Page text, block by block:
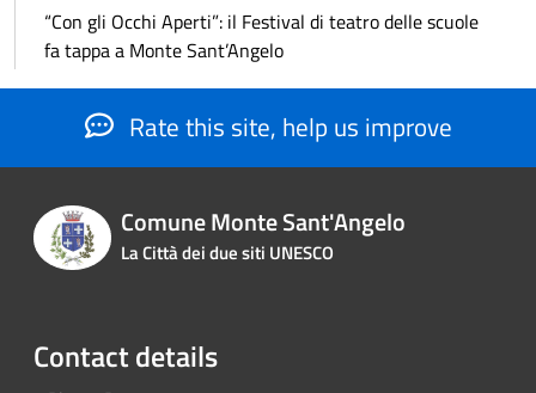
“Con gli Occhi Aperti”: il Festival di teatro delle scuole
fa tappa a Monte Sant’Angelo
Rate this site, help us improve
Comune Monte Sant'Angelo
La Città dei due siti UNESCO
Contact details